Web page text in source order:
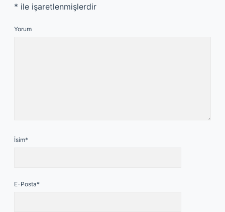
* ile işaretlenmişlerdir
Yorum
İsim*
E-Posta*